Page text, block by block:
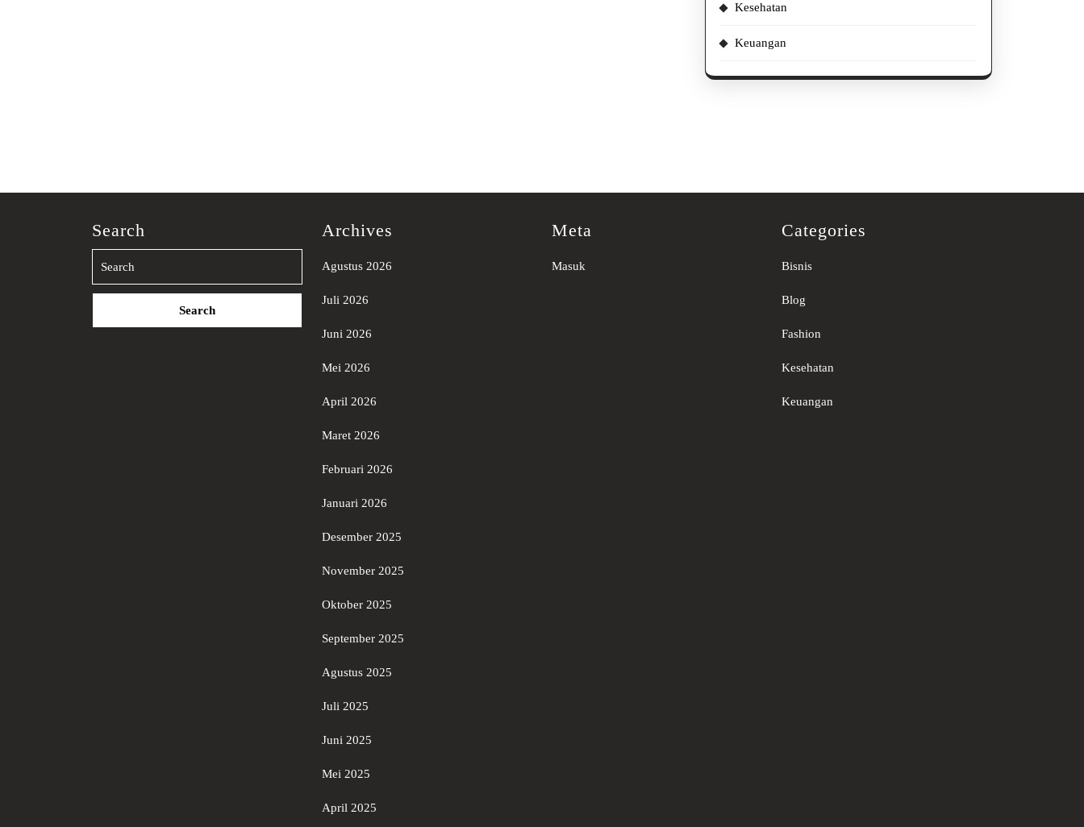
Kesehatan
Keuangan
Search
Search
Archives
Agustus 2026
Juli 2026
Juni 2026
Mei 2026
April 2026
Maret 2026
Februari 2026
Januari 2026
Desember 2025
November 2025
Oktober 2025
September 2025
Agustus 2025
Juli 2025
Juni 2025
Mei 2025
April 2025
Meta
Masuk
Categories
Bisnis
Blog
Fashion
Kesehatan
Keuangan